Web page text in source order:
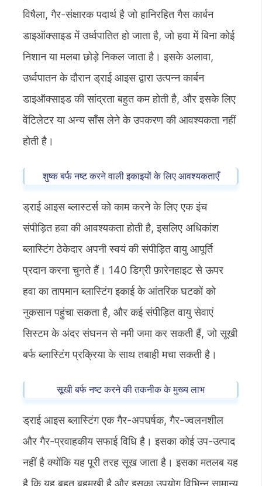
विषैला, गैर-संक्षारक पदार्थ है जो हानिरहित गैस कार्बन
डाइऑक्साइड में उर्ध्वपातित हो जाता है, जो हवा में बिना कोई
निशान या मलबा छोड़े निकल जाता है। इसके अलावा,
उर्ध्वपातन के दौरान ड्राई आइस द्वारा उत्पन्न कार्बन
डाइऑक्साइड की सांद्रता बहुत कम होती है, और इसके लिए
वेंटिलेटर या अन्य साँस लेने के उपकरण की आवश्यकता नहीं
होती है।
शुष्क बर्फ नष्ट करने वाली इकाइयों के लिए आवश्यकताएँ
ड्राई आइस ब्लास्टर्स को काम करने के लिए एक इंच
संपीड़ित हवा की आवश्यकता होती है, इसलिए अधिकांश
ब्लास्टिंग ठेकेदार अपनी स्वयं की संपीड़ित वायु आपूर्ति
प्रदान करना चुनते हैं। 140 डिग्री फ़ारेनहाइट से ऊपर
हवा का तापमान ब्लास्टिंग इकाई के आंतरिक घटकों को
नुकसान पहुंचा सकता है, और कई संपीड़ित वायु सेवाएं
सिस्टम के अंदर संघनन से नमी जमा कर सकती हैं, जो सूखी
बर्फ ब्लास्टिंग प्रक्रिया के साथ तबाही मचा सकती है।
सूखी बर्फ नष्ट करने की तकनीक के मुख्य लाभ
ड्राई आइस ब्लास्टिंग एक गैर-अपघर्षक, गैर-ज्वलनशील
और गैर-प्रवाहकीय सफाई विधि है। इसका कोई उप-उत्पाद
नहीं है क्योंकि यह पूरी तरह सूख जाता है। इसका मतलब यह
है कि यह बहुत बहुमुखी है और इसका उपयोग विभिन्न सामान्य